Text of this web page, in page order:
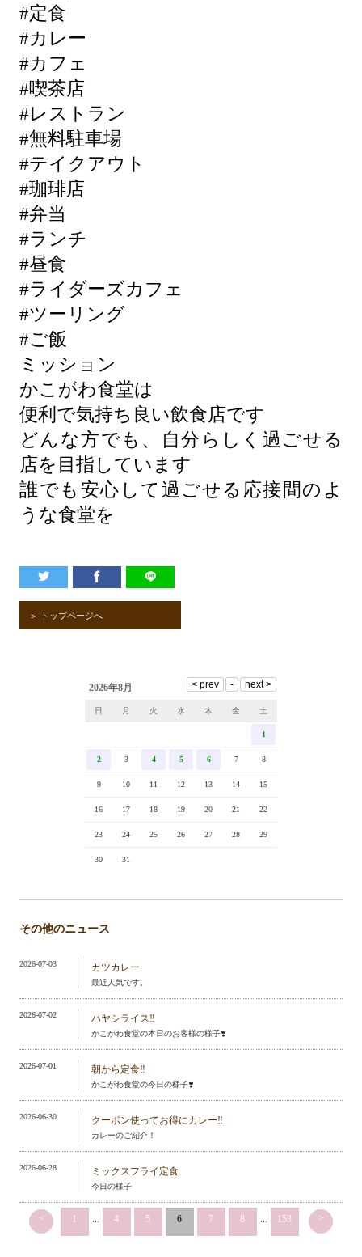
#定食
#カレー
#カフェ
#喫茶店
#レストラン
#無料駐車場
#テイクアウト
#珈琲店
#弁当
#ランチ
#昼食
#ライダーズカフェ
#ツーリング
#ご飯
ミッション
かこがわ食堂は
便利で気持ち良い飲食店です
どんな方でも、自分らしく過ごせる
店を目指しています
誰でも安心して過ごせる応接間のよ
うな食堂を
＞ トップページへ
2026年8月
日 月 火 水 木 金 土
1
2 3 4 5 6 7 8
9 10 11 12 13 14 15
16 17 18 19 20 21 22
23 24 25 26 27 28 29
30 31
その他のニュース
2026-07-03 カツカレー
最近人気です。
2026-07-02 ハヤシライス‼️
かこがわ食堂の本日のお客様の様子❣️
2026-07-01 朝から定食‼️
かこがわ食堂の今日の様子❣️
2026-06-30 クーポン使ってお得にカレー‼️
カレーのご紹介！
2026-06-28 ミックスフライ定食
今日の様子
< 1 ... 4 5 6 7 8 ... 153 >